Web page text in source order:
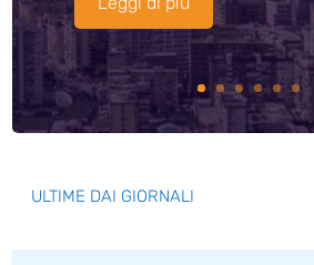
ULTIME DAI GIORNALI